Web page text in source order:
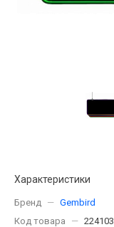
Характеристики
Бренд — Gembird
Код товара
— 224103